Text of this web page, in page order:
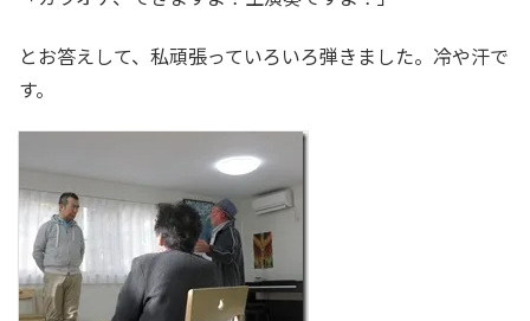
とお答えして、私頑張っていろいろ弾きました。冷や汗で
す。